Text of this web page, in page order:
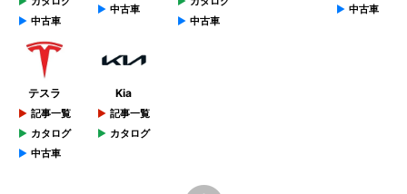
中古車
中古車
中古車
中古車
テスラ
記事一覧
カタログ
中古車
Kia
記事一覧
カタログ